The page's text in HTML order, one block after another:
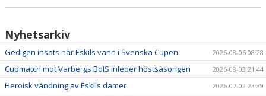
Nyhetsarkiv
Gedigen insats när Eskils vann i Svenska Cupen 2026-08-06 08:28
Cupmatch mot Varbergs BoIS inleder höstsäsongen 2026-08-03 21:44
Heroisk vändning av Eskils damer 2026-07-02 23:39